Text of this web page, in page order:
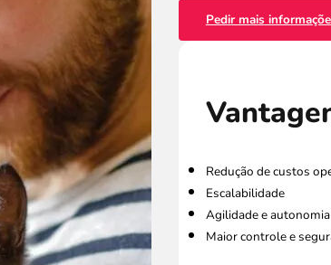
Pedir mais
Redução de custos
Escalabilidade
Agilidade e
Maior controle e